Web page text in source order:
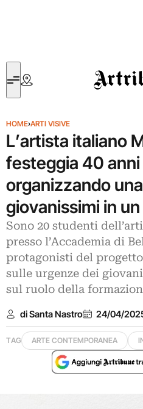
Artribune
HOME›ARTI VISIVE
L’artista italiano
festeggia 40
organizzando
giovanissimi in
Sono 20 studenti
presso l’Accademia di
protagonisti del
sulle urgenze dei
sul ruolo della
di Santa Nastro 24/04/
TAG ARTE CONTEMPORANEA